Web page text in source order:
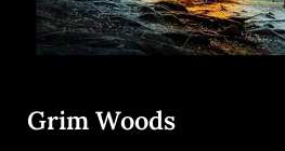
Grim Woods